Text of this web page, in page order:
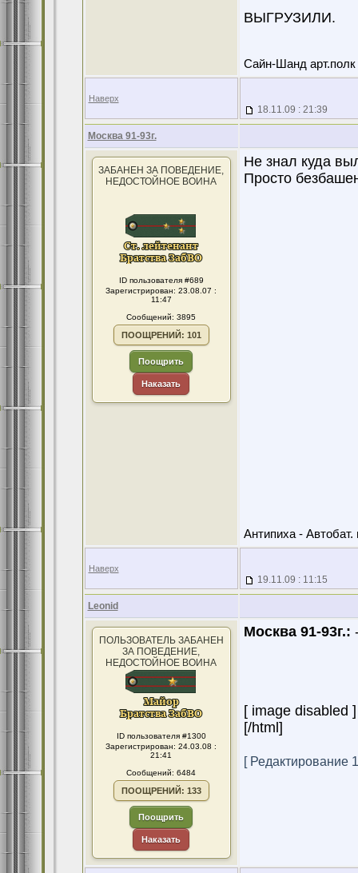
ВЫГРУЗИЛИ.
Сайн-Шанд арт.полк
Наверх
18.11.09 : 21:39
Москва 91-93г.
ЗАБАНЕН ЗА ПОВЕДЕНИЕ,
НЕДОСТОЙНОЕ ВОИНА
ID пользователя #689
Зарегистрирован: 23.08.07 :
11:47
Сообщений: 3895
ПООЩРЕНИЙ: 101
Поощрить
Наказать
Не знал куда
Просто
Антипиха - Автобат.
Наверх
19.11.09 : 11:15
Leonid
ПОЛЬЗОВАТЕЛЬ ЗАБАНЕН
ЗА ПОВЕДЕНИЕ,
НЕДОСТОЙНОЕ ВОИНА
ID пользователя #1300
Зарегистрирован: 24.03.08 :
21:41
Сообщений: 6484
ПООЩРЕНИЙ: 133
Поощрить
Наказать
Москва 91-93г.:
[ image disabled ]
[/html]
[ Редактирование